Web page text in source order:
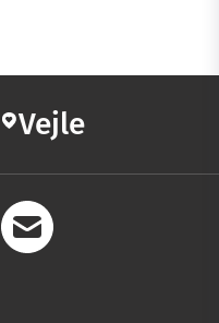
Vejle